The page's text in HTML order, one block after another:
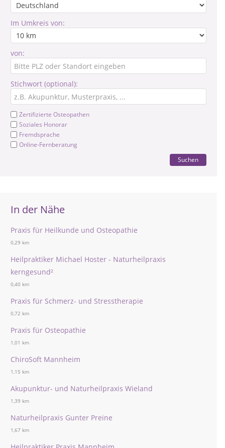
Im Umkreis von:
von:
Stichwort (optional):
Zertifizierte Osteopathen
Soziales Honorar
Fremdsprache
Online-Fernberatung
Suchen
In der Nähe
Praxis für Heilkunde und Osteopathie
0,29 km
Heilpraktiker Michael Hoster - Naturheilpraxis
kerngesund²
0,40 km
Praxis für Schmerz- und Stresstherapie
0,72 km
Praxis für Osteopathie
1,01 km
ChiroSoft Mannheim
1,15 km
Akupunktur- und Naturheilpraxis Wieland
1,39 km
Naturheilpraxis Gunter Preine
1,67 km